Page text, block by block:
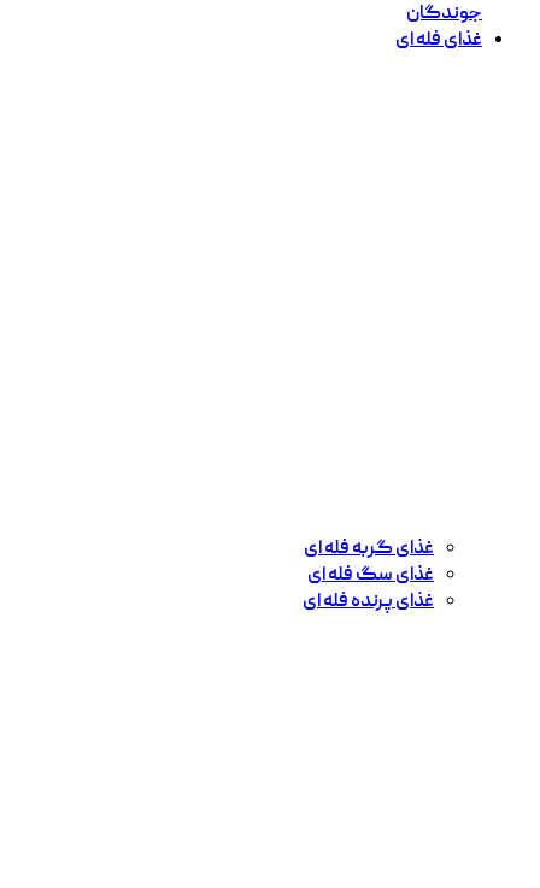
جوندگان
غذای فله ای
غذای گربه فله ای
غذای سگ فله ای
غذای پرنده فله ای